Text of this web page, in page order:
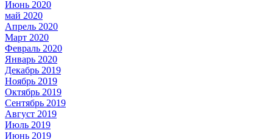
Июнь 2020
май 2020
Апрель 2020
Март 2020
Февраль 2020
Январь 2020
Декабрь 2019
Ноябрь 2019
Октябрь 2019
Сентябрь 2019
Август 2019
Июль 2019
Июнь 2019